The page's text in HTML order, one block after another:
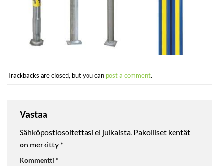
Trackbacks are closed, but you can post a comment.
Vastaa
Sähköpostiosoitettasi ei julkaista. Pakolliset kentät
on merkitty *
Kommentti *